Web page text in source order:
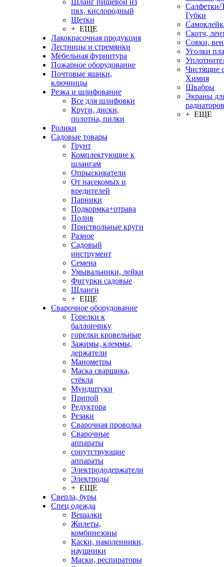
Шланг пищевой из
пвх, кислородный
Щетки
+ ЕЩЕ
Лакокрасочная продукция
Лестницы и стремянки
Мебельная фурнитура
Пожарное оборудование
Почтовые ящики,
ключницы
Резка и шлифование
Все для шлифовки
Круги, диски,
полотна, пилки
Ролики
Садовые товары
Грунт
Комплектующие к
шлангам
Опрыскиватели
От насекомых и
вредителей
Парники
Подкормка+отрава
Полив
Приствольные круги
Разное
Садовый
инструмент
Семена
Умывальники, лейки
Фигурки садовые
Шланги
+ ЕЩЕ
Сварочное оборудование
Горелки к
баллончику
горелки кровельные
Зажимы, клеммы,
держатели
Манометры
Маска сварщика,
стёкла
Мундштуки
Припой
Редуктора
Резаки
Сварочная проволка
Сварочные
аппараты
сопутствующие
аппараты
Электрододержатели
Электроды
+ ЕЩЕ
Сверла, буры
Спец одежда
Вешалки
Жилеты,
комбинезоны
Каски, наколенники,
наушники
Маски, респираторы
Салфетки/
Губки
Скотч,
Совки,
Уголки
Чистящие
Химия
Швабры
Экраны
радиаторов
+ ЕЩЕ